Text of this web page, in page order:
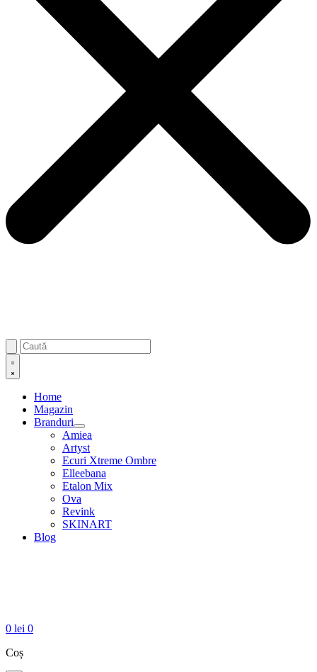
Home
Magazin
Branduri
Amiea
Artyst
Ecuri Xtreme Ombre
Elleebana
Etalon Mix
Ova
Revink
SKINART
Blog
0 lei 0
Coș